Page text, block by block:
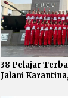
38 Pelajar
Jalani